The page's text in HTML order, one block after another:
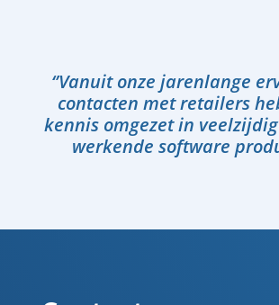
‘’Vanuit onze jarenlange
contacten met retailers
kennis omgezet in
werkende software